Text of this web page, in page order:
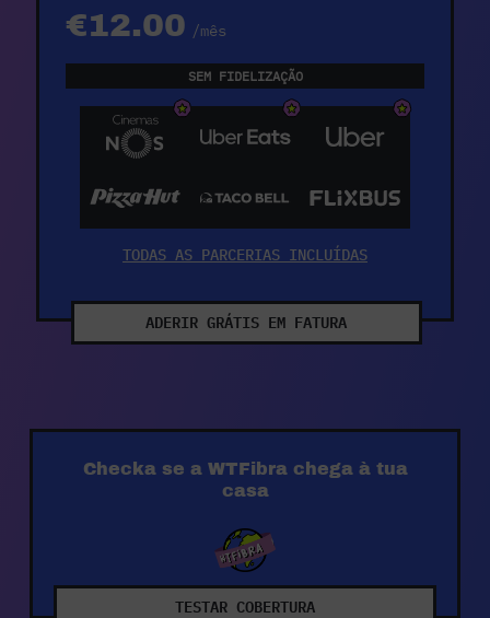
€12.00 /mês
SEM FIDELIZAÇÃO
TODAS AS PARCERIAS INCLUÍDAS
ADERIR GRÁTIS EM FATURA
Checka se a WTFibra chega à tua
casa
TESTAR COBERTURA